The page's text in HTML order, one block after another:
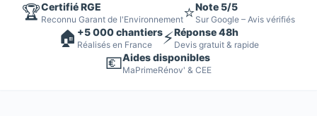
🏆Certifié RGE
Reconnu Garant de l'Environnement⭐Note 5/5
Sur Google – Avis vérifiés
🏠 +5 000 chantiers
Réalisés en France ⚡Réponse 48h
Devis gratuit & rapide
💶Aides disponibles
MaPrimeRénov' & CEE